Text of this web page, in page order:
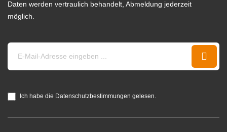
Daten werden vertraulich behandelt, Abmeldung jederzeit
möglich.
Ich habe die Datenschutzbestimmungen gelesen.